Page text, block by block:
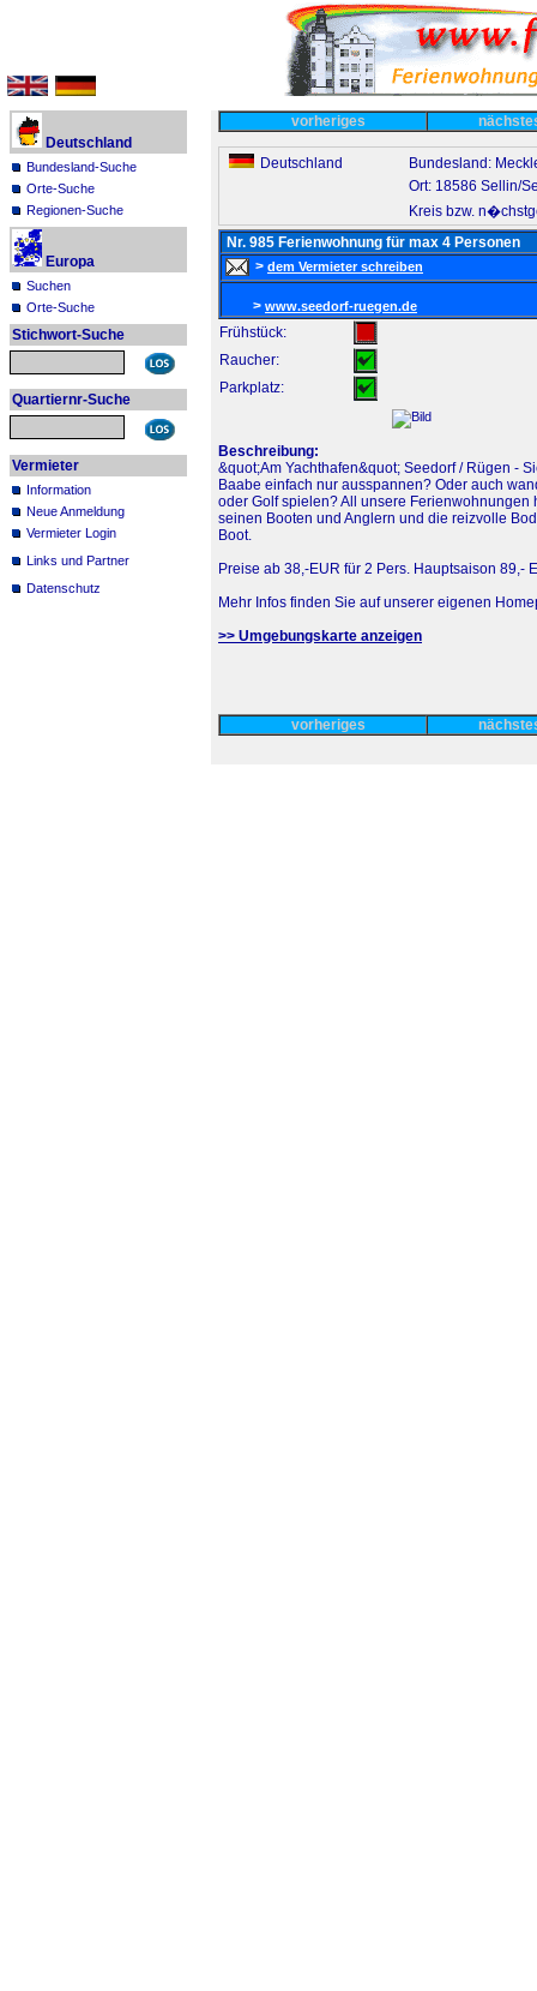
Deutschland
Bundesland-Suche
Orte-Suche
Regionen-Suche
Europa
Suchen
Orte-Suche
Stichwort-Suche
Quartiernr-Suche
Vermieter
Information
Neue Anmeldung
Vermieter Login
Links und Partner
Datenschutz
vorheriges
Deutschland
Bundesland:
Ort: 18586 Sellin/
Kreis bzw.
Nr. 985 Ferienwohnung für max 4 Personen
> dem Vermieter schreiben
> www.seedorf-ruegen.de
Frühstück:
Raucher:
Parkplatz:
Beschreibung:
&quot;Am Yachthafen&quot; Seedorf / Rügen -
Baabe einfach nur ausspannen? Oder auch
oder Golf spielen? All unsere
seinen Booten und Anglern und die reizvolle
Boot.
Preise ab 38,-EUR für 2 Pers. Hauptsaison 89,-
Mehr Infos finden Sie auf unserer eigenen
>> Umgebungskarte anzeigen
vorheriges